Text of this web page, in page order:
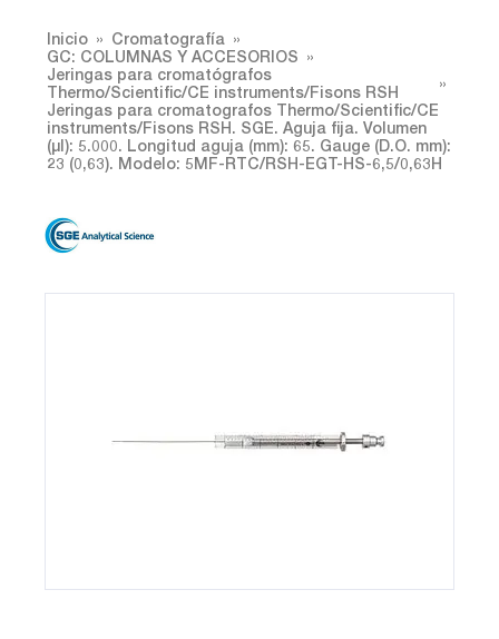
Inicio
Cromatografía
GC: COLUMNAS Y ACCESORIOS
Jeringas para cromatógrafos
Thermo/Scientific/CE instruments/Fisons RSH
Jeringas para cromatografos Thermo/Scientific/CE
instruments/Fisons RSH. SGE. Aguja fija. Volumen
(µl): 5.000. Longitud aguja (mm): 65. Gauge (D.O. mm):
23 (0,63). Modelo: 5MF-RTC/RSH-EGT-HS-6,5/0,63H